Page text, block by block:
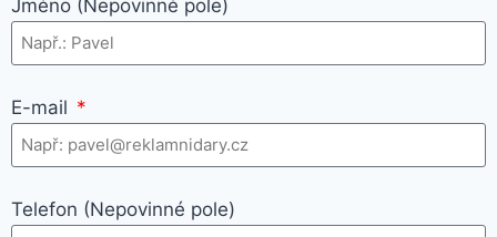
Jméno (Nepovinné pole)
E-mail
Telefon (Nepovinné pole)